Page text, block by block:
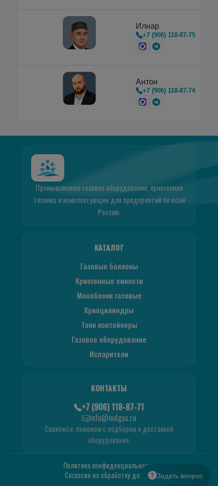
Задать вопрос
Илнар
+7 (906) 118-87-75
Антон
+7 (906) 118-87-74
Промышленное газовое оборудование, криогенная
техника и комплектующие для предприятий по всей
России.
КАТАЛОГ
Газовые баллоны
Криогенные емкости
Моноблоки газовые
Криоцилиндры
Танк контейнеры
Газовое оборудование
Испарители
КОНТАКТЫ
+7 (906) 118-87-71
info@indgas.ru
Свяжемся, поможем с подбором и доставкой
оборудования.
Политика конфиденциальности
Согласие на обработку данных